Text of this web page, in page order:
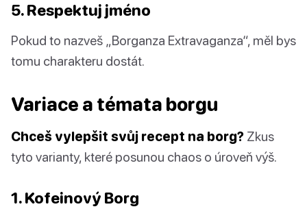
5. Respektuj jméno
Pokud to nazveš „Borganza Extravaganza“, měl bys
tomu charakteru dostát.
Variace a témata borgu
Chceš vylepšit svůj recept na borg? Zkus
tyto varianty, které posunou chaos o úroveň výš.
1. Kofeinový Borg